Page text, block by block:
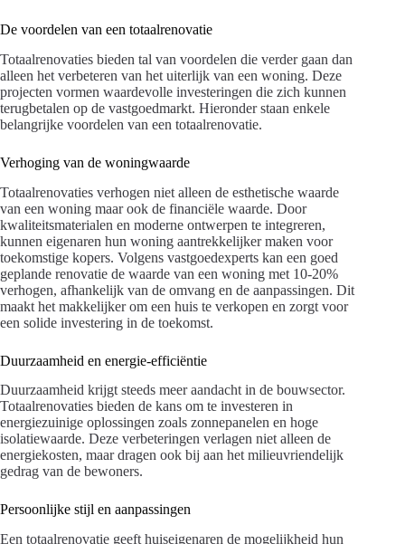
De voordelen van een totaalrenovatie
Totaalrenovaties bieden tal van voordelen die verder gaan dan
alleen het verbeteren van het uiterlijk van een woning. Deze
projecten vormen waardevolle investeringen die zich kunnen
terugbetalen op de vastgoedmarkt. Hieronder staan enkele
belangrijke voordelen van een totaalrenovatie.
Verhoging van de woningwaarde
Totaalrenovaties verhogen niet alleen de esthetische waarde
van een woning maar ook de financiële waarde. Door
kwaliteitsmaterialen en moderne ontwerpen te integreren,
kunnen eigenaren hun woning aantrekkelijker maken voor
toekomstige kopers. Volgens vastgoedexperts kan een goed
geplande renovatie de waarde van een woning met 10-20%
verhogen, afhankelijk van de omvang en de aanpassingen. Dit
maakt het makkelijker om een huis te verkopen en zorgt voor
een solide investering in de toekomst.
Duurzaamheid en energie-efficiëntie
Duurzaamheid krijgt steeds meer aandacht in de bouwsector.
Totaalrenovaties bieden de kans om te investeren in
energiezuinige oplossingen zoals zonnepanelen en hoge
isolatiewaarde. Deze verbeteringen verlagen niet alleen de
energiekosten, maar dragen ook bij aan het milieuvriendelijk
gedrag van de bewoners.
Persoonlijke stijl en aanpassingen
Een totaalrenovatie geeft huiseigenaren de mogelijkheid hun